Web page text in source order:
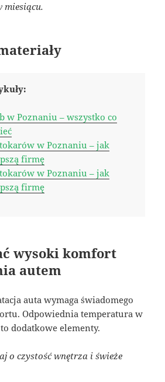
miesiącu.
w Poznaniu – wszystko co
w Poznaniu – jak
firmę
w Poznaniu – jak
firmę
wysoki komfort
autem
auta wymaga świadomego
Odpowiednia temperatura w
dodatkowe elementy.
o czystość wnętrza i świeże